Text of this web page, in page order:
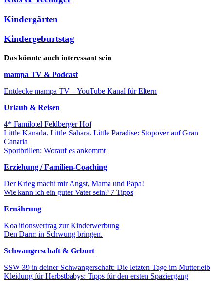
Kindergärten
Kindergeburtstag
Das könnte auch interessant sein
mampa TV & Podcast
Entdecke mampa TV – YouTube Kanal für Eltern
Urlaub & Reisen
4* Familotel Feldberger Hof
Little-Kanada. Little-Sahara. Little Paradise: Stopover auf Gran
Canaria
Sportbrillen: Worauf es ankommt
Erziehung / Familien-Coaching
Der Krieg macht mir Angst, Mama und Papa!
Wie kann ich ein guter Vater sein? 7 Tipps
Ernährung
Koalitionsvertrag zur Kinderwerbung
Den Darm in Schwung bringen.
Schwangerschaft & Geburt
SSW 39 in deiner Schwangerschaft: Die letzten Tage im Mutterleib
Kleidung für Herbstbabys: Tipps für den ersten Spaziergang